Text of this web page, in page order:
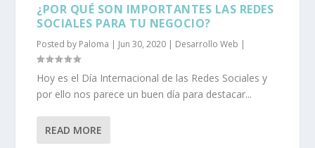
¿POR QUÉ SON IMPORTANTES LAS REDES
SOCIALES PARA TU NEGOCIO?
Posted by Paloma | Jun 30, 2020 | Desarrollo Web |
Hoy es el Día Internacional de las Redes Sociales y
por ello nos parece un buen día para destacar...
READ MORE